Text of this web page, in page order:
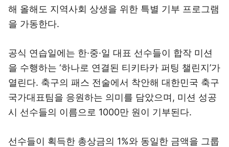
해 올해도 지역사회 상생을 위한 특별 기부 프로그램
을 가동한다.
공식 연습일에는 한·중·일 대표 선수들이 합작 미션
을 수행하는 ‘하나로 연결된 티키타카 퍼팅 챌린지’가
열린다. 축구의 패스 전술에서 착안해 대한민국 축구
국가대표팀을 응원하는 의미를 담았으며, 미션 성공
시 선수들의 이름으로 1000만 원이 기부된다.
선수들이 획득한 총상금의 1%와 동일한 금액을 그룹